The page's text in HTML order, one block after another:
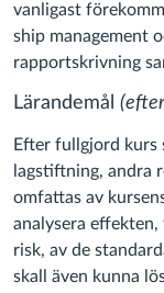
vanligast
ship management
rapportskrivning
Lärandemål
Efter fullgjord kurs
lagstiftning, andra
omfattas av
analysera
risk, av de
skall även kunna